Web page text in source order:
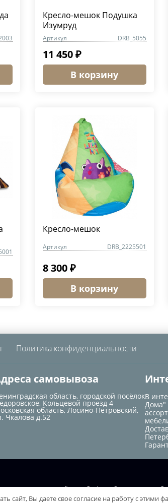
Кресло-мешок Подушка
Изумруд
Артикул DRB_5055
11 450 ₽
В корзину
Кресло-мешок
Артикул DRB_2225501
8 300 ₽
В корзину
Политика конфиденциальности
самовывоза
область, городской посёлок
Кольцевой проезд 4
область, Лосино-Петровский,
Чкалова д.52
В
Дома"
не является публичной офертой,
сайт, Вы даете свое согласие на работу с этими